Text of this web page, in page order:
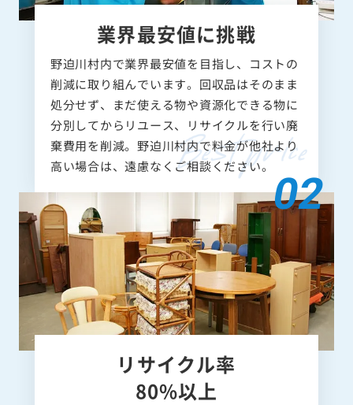
業界最安値に挑戦
野迫川村内で業界最安値を目指し、コストの
削減に取り組んでいます。回収品はそのまま
処分せず、まだ使える物や資源化できる物に
分別してからリユース、リサイクルを行い廃
棄費用を削減。野迫川村内で料金が他社より
高い場合は、遠慮なくご相談ください。
リサイクル率
80%以上